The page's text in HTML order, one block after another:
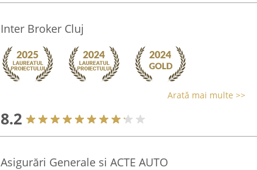
Inter Broker Cluj
Arată mai multe >>
8.2
Asigurări Generale si ACTE AUTO